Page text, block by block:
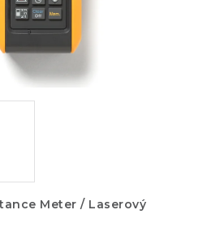
Meter / Laserový